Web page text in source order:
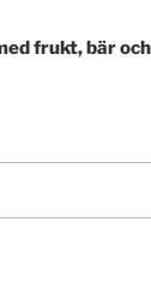
frukt, bär